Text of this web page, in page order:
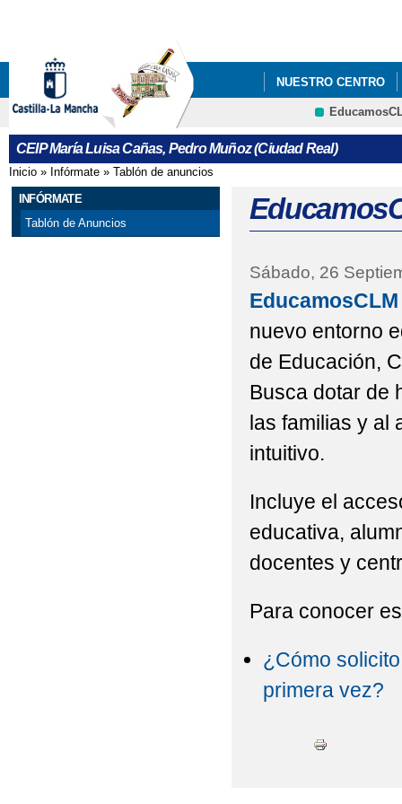
NUESTRO CENTRO
INFÓRMATE
CRFP
CEIP María Luisa Cañas, Pedro Muñoz (Ciudad Real)
Se encuentra usted aquí
Inicio » Infórmate » Tablón de anuncios
INFÓRMATE
Tablón de Anuncios
Sábado, 26
EducamosCLM
nuevo entorno
de Educación,
Busca dotar de
las familias y al
intuitivo.
Incluye el
educativa,
docentes y
Para conocer
¿Cómo
primera vez?